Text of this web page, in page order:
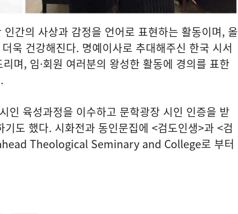
간의 사상과 감정을 언어로 표현하는 활동이며, 올
욱 건강해진다. 명예이사로 추대해주신 한국 시서
며, 임·회원 여러분의 왕성한 활동에 경의를 표한
인 육성과정을 이수하고 문학광장 시인 인증을 받
도 했다. 시화전과 동인문집에 <검도인생>과 <검
Theological Seminary and College로 부터